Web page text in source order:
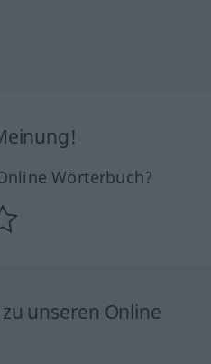
Wörterbuch?
unseren Online